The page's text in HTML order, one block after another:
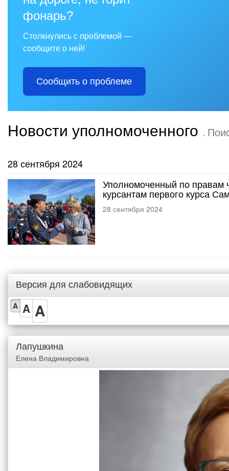
фонарь?
Столкнулись с проблемой —
сообщите о ней!
Сообщить о проблеме
Новости уполномоченного .
28 сентября 2024
Уполномоченный по правам
курсантам первого курса
28 сентября 2024
Версия для слабовидящих
A A A
Лапушкина
Елена Владимировна